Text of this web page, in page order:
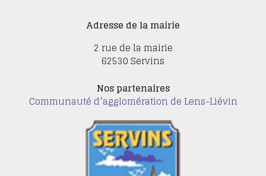
Adresse de la mairie
2 rue de la mairie
62530 Servins
Nos partenaires
Communauté d’agglomération de Lens-Liévin